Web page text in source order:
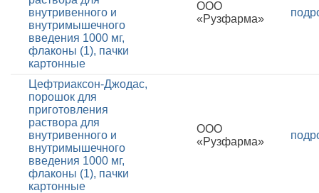
внутривенного и
внутримышечного
введения 1000 мг,
флаконы (1), пачки
картонные
ООО
«Рузфарма»
Цефтриаксон-Джодас,
порошок для
приготовления
раствора для
внутривенного и
внутримышечного
введения 1000 мг,
флаконы (1), пачки
картонные
ООО
«Рузфарма»